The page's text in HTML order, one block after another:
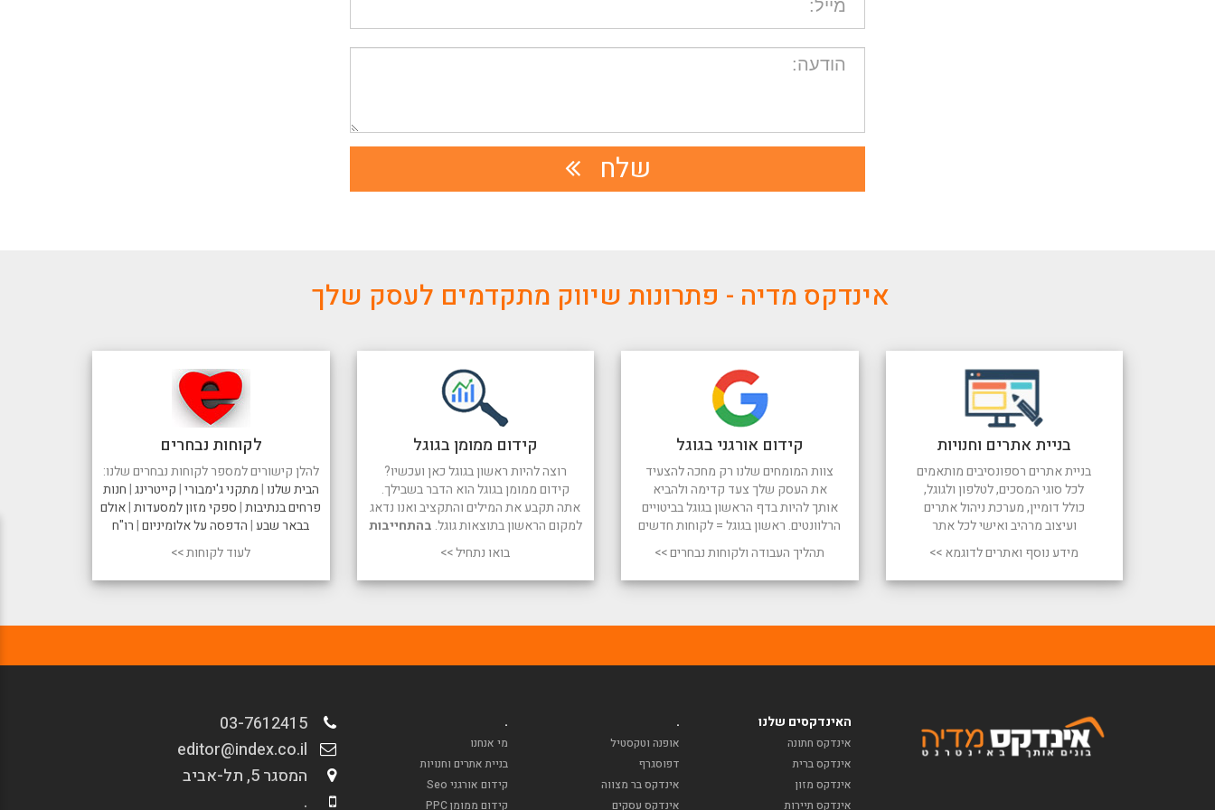
שלח
אינדקס מדיה - פתרונות שיווק מתקדמים לעסק שלך
לקוחות נבחרים
להלן קישורים למספר לקוחות נבחרים שלנו:
הבית שלנו|מתקני ג'ימבורי|קייטרינג|חנות
פרחים בנתיבות|ספקי מזון למסעדות|אולם
בבאר שבע|הדפסה על אלומיניום|רו"ח
לעוד לקוחות >>
קידום ממומן בגוגל
רוצה להיות ראשון בגוגל כאן ועכשיו?
קידום ממומן בגוגל הוא הדבר בשבילך.
אתה תקבע את המילים והתקציב ואנו נדאג
למקום הראשון בתוצאות גוגל. בהתחייבות
בואו נתחיל >>
קידום אורגני בגוגל
צוות המומחים שלנו רק מחכה להצעיד
את העסק שלך צעד קדימה ולהביא
אותך להיות בדף הראשון בגוגל בביטויים
הרלוונטים. ראשון בגוגל = לקוחות חדשים
תהליך העבודה ולקוחות נבחרים >>
בניית אתרים וחנויות
בניית אתרים רספונסיבים מותאמים
לכל סוגי המסכים, לטלפון ולגוגל,
כולל דומיין, מערכת ניהול אתרים
ועיצוב מרהיב ואישי לכל אתר
מידע נוסף ואתרים לדוגמא >>
המסגר 5, תל-אביב
.
.
מי אנחנו
בניית אתרים וחנויות
קידום אורגני Seo
קידום ממומן PPC
.
אופנה וטקסטיל
דפוסגרף
אינדקס בר מצווה
אינדקס עסקים
האינדקסים שלנו
אינדקס חתונה
אינדקס ברית
אינדקס מזון
אינדקס תיירות